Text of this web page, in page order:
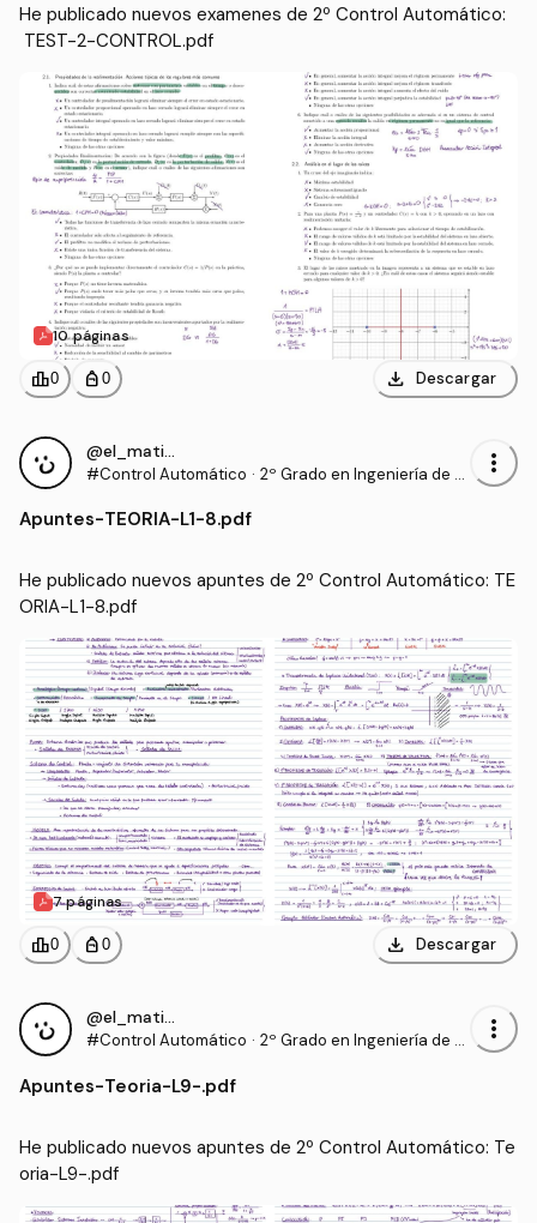
He publicado nuevos examenes de 2º Control Automático:
TEST-2-CONTROL.pdf
10 páginas
leaderboard0 personal_bag 0 download Descargar
@el_mati28
#Control Automático · 2º Grado en Ingeniería de T
more_vert
Apuntes-TEORIA-L1-8.pdf
He publicado nuevos apuntes de 2º Control Automático: TE
ORIA-L1-8.pdf
7 páginas
leaderboard0 personal_bag 0 download Descargar
@el_mati28
#Control Automático · 2º Grado en Ingeniería de T
more_vert
Apuntes-Teoria-L9-.pdf
He publicado nuevos apuntes de 2º Control Automático: Te
oria-L9-.pdf